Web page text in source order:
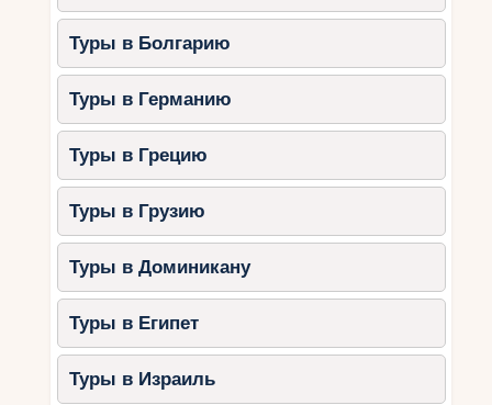
Туры в Болгарию
Туры в Германию
Туры в Грецию
Туры в Грузию
Туры в Доминикану
Туры в Египет
Туры в Израиль